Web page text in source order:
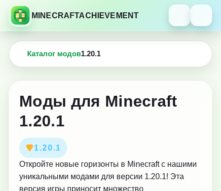
MINECRAFTACHIEVEMENT
Каталог модов1.20.1
Моды для Minecraft
1.20.1
1.20.1
Откройте новые горизонты в Minecraft с нашими
уникальными модами для версии 1.20.1! Эта
версия игры приносит множество